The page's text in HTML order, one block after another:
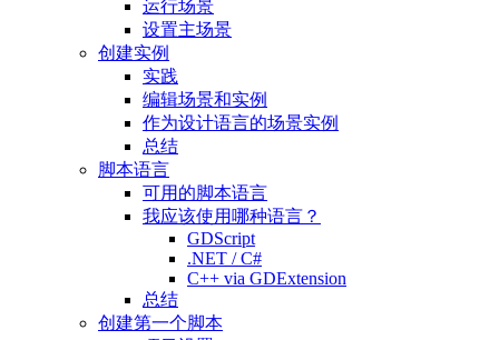
运行场景
设置主场景
创建实例
实践
编辑场景和实例
作为设计语言的场景实例
总结
脚本语言
可用的脚本语言
我应该使用哪种语言？
GDScript
.NET / C#
C++ via GDExtension
总结
创建第一个脚本